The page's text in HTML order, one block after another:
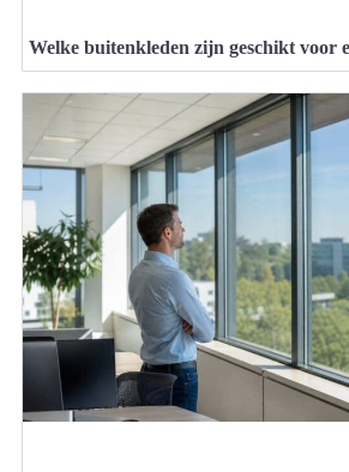
Welke buitenkleden zijn geschikt voor